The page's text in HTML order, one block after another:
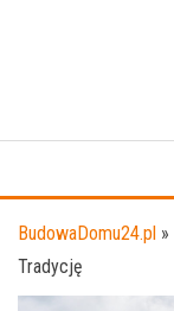
BudowaDomu24.pl »
Tradycję